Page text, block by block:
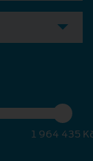
1 964 435